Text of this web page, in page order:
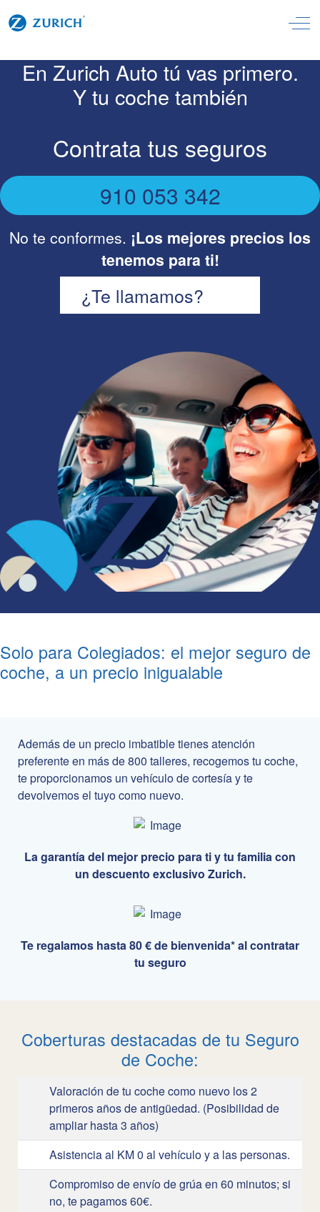
En Zurich Auto tú vas primero.
Y tu coche también
Contrata tus seguros
910 053 342
No te conformes. ¡Los mejores precios los
tenemos para ti!
¿Te llamamos?
Solo para Colegiados: el mejor seguro de
coche, a un precio inigualable
Además de un precio imbatible tienes atención
preferente en más de 800 talleres, recogemos tu coche,
te proporcionamos un vehículo de cortesía y te
devolvemos el tuyo como nuevo.
La garantía del mejor precio para ti y tu familia con
un descuento exclusivo Zurich.
Te regalamos hasta 80 € de bienvenida* al contratar
tu seguro
Coberturas destacadas de tu Seguro
de Coche:
Valoración de tu coche como nuevo los 2
primeros años de antigüedad. (Posibilidad de
ampliar hasta 3 años)
Asistencia al KM 0 al vehículo y a las personas.
Compromiso de envío de grúa en 60 minutos; si
no, te pagamos 60€.